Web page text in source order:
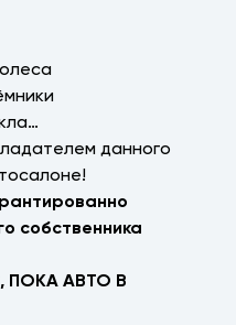
данного
собственника
ПОКА АВТО В